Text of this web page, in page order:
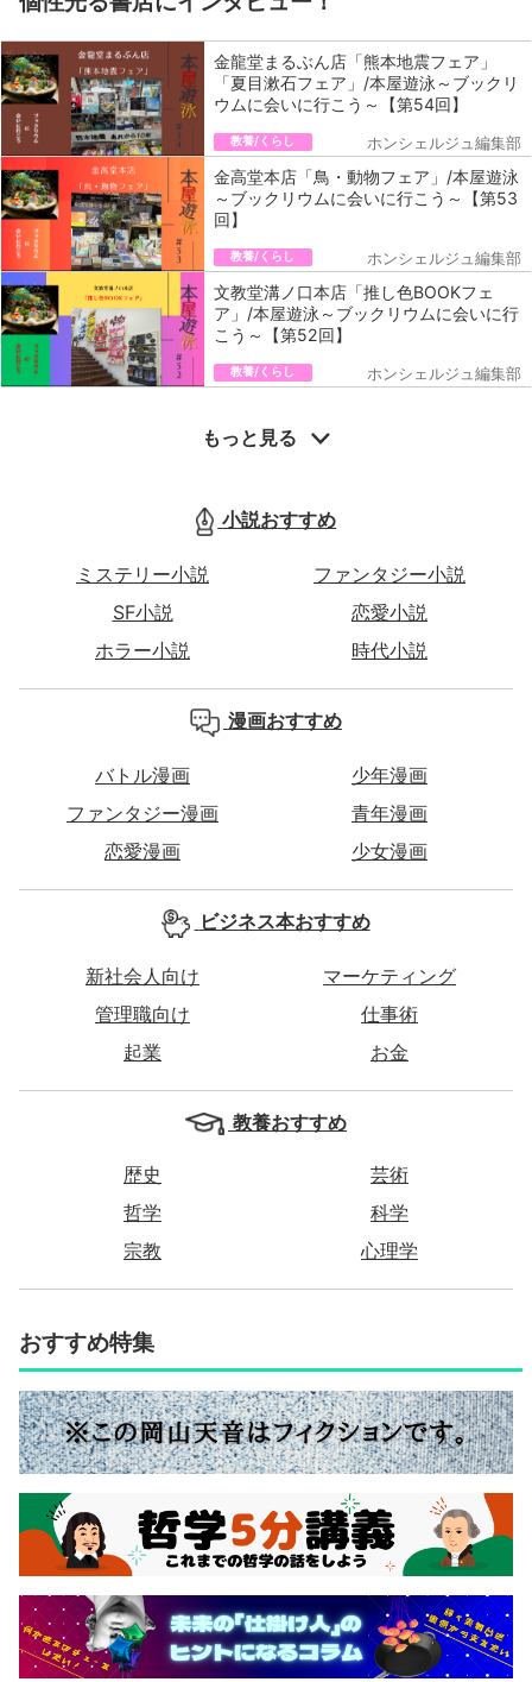
金龍堂まるぶん店「熊本地震フェア」
「夏目漱石フェア」/本屋遊泳～ブックリ
ウムに会いに行こう～【第54回】
教養/くらし ホンシェルジュ編集部
金高堂本店「鳥・動物フェア」/本屋遊泳
～ブックリウムに会いに行こう～【第53
回】
教養/くらし ホンシェルジュ編集部
文教堂溝ノ口本店「推し色BOOKフェ
ア」/本屋遊泳～ブックリウムに会いに行
こう～【第52回】
教養/くらし ホンシェルジュ編集部
もっと見る
小説おすすめ
ミステリー小説
ファンタジー小説
SF小説
恋愛小説
ホラー小説
時代小説
漫画おすすめ
バトル漫画
少年漫画
ファンタジー漫画
青年漫画
恋愛漫画
少女漫画
ビジネス本おすすめ
新社会人向け
マーケティング
管理職向け
仕事術
起業
お金
教養おすすめ
歴史
芸術
哲学
科学
宗教
心理学
おすすめ特集